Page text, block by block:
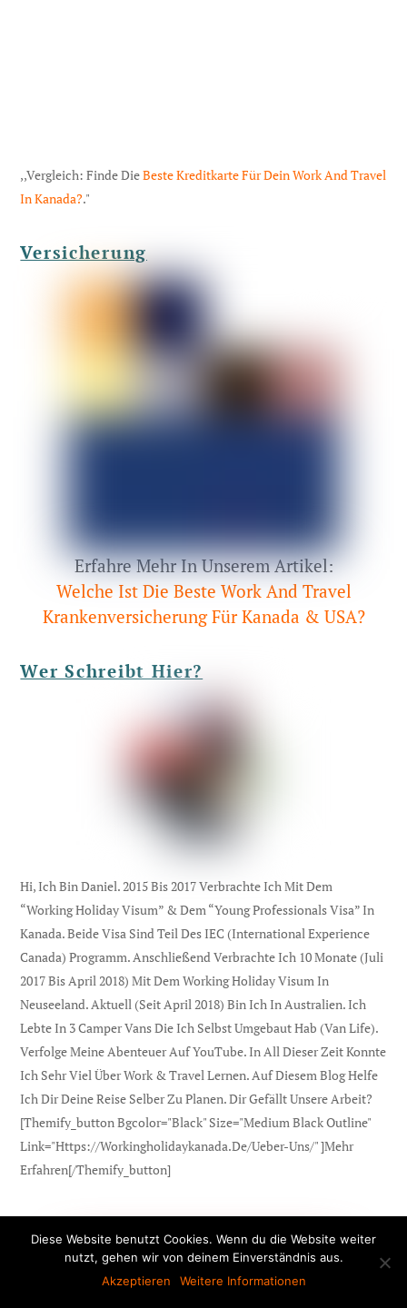
,,Vergleich: Finde DieBeste Kreditkarte Für Dein Work And Travel
In Kanada?."
Versicherung
Erfahre Mehr In Unserem Artikel:
Welche Ist Die Beste Work And Travel
Krankenversicherung Für Kanada & USA?
Wer Schreibt Hier?
Hi, Ich Bin Daniel. 2015 Bis 2017 Verbrachte Ich Mit Dem
“Working Holiday Visum” & Dem “Young Professionals Visa” In
Kanada. Beide Visa Sind Teil Des IEC (international Experience
Canada) Programm. Anschließend Verbrachte Ich 10 Monate (Juli
2017 Bis April 2018) Mit Dem Working Holiday Visum In
Neuseeland. Aktuell (seit April 2018) Bin Ich In Australien. Ich
Lebte In 3 Camper Vans Die Ich Selbst Umgebaut Hab (Van Life).
Verfolge Meine Abenteuer Auf YouTube. In All Dieser Zeit Konnte
Ich Sehr Viel Über Work & Travel Lernen. Auf Diesem Blog Helfe
Ich Dir Deine Reise Selber Zu Planen. Dir Gefällt Unsere Arbeit?
[themify_button Bgcolor="black" Size="medium Black Outline"
Link="https://workingholidaykanada.de/ueber-Uns/" ]Mehr
Erfahren[/themify_button]
AirBnB (Unterkunft)
Diese Website benutzt Cookies. Wenn du die Website weiter
nutzt, gehen wir von deinem Einverständnis aus.
Akzeptieren
Weitere Informationen